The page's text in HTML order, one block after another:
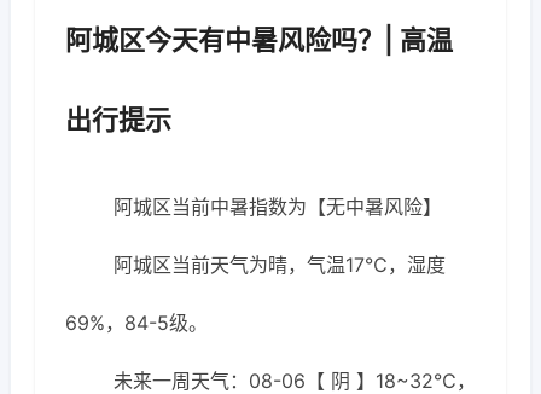
阿城区今天有中暑风险吗？| 高温
出行提示
阿城区当前中暑指数为【无中暑风险】
阿城区当前天气为晴，气温17℃，湿度
69%，84-5级。
未来一周天气：08-06【 阴 】18~32℃，